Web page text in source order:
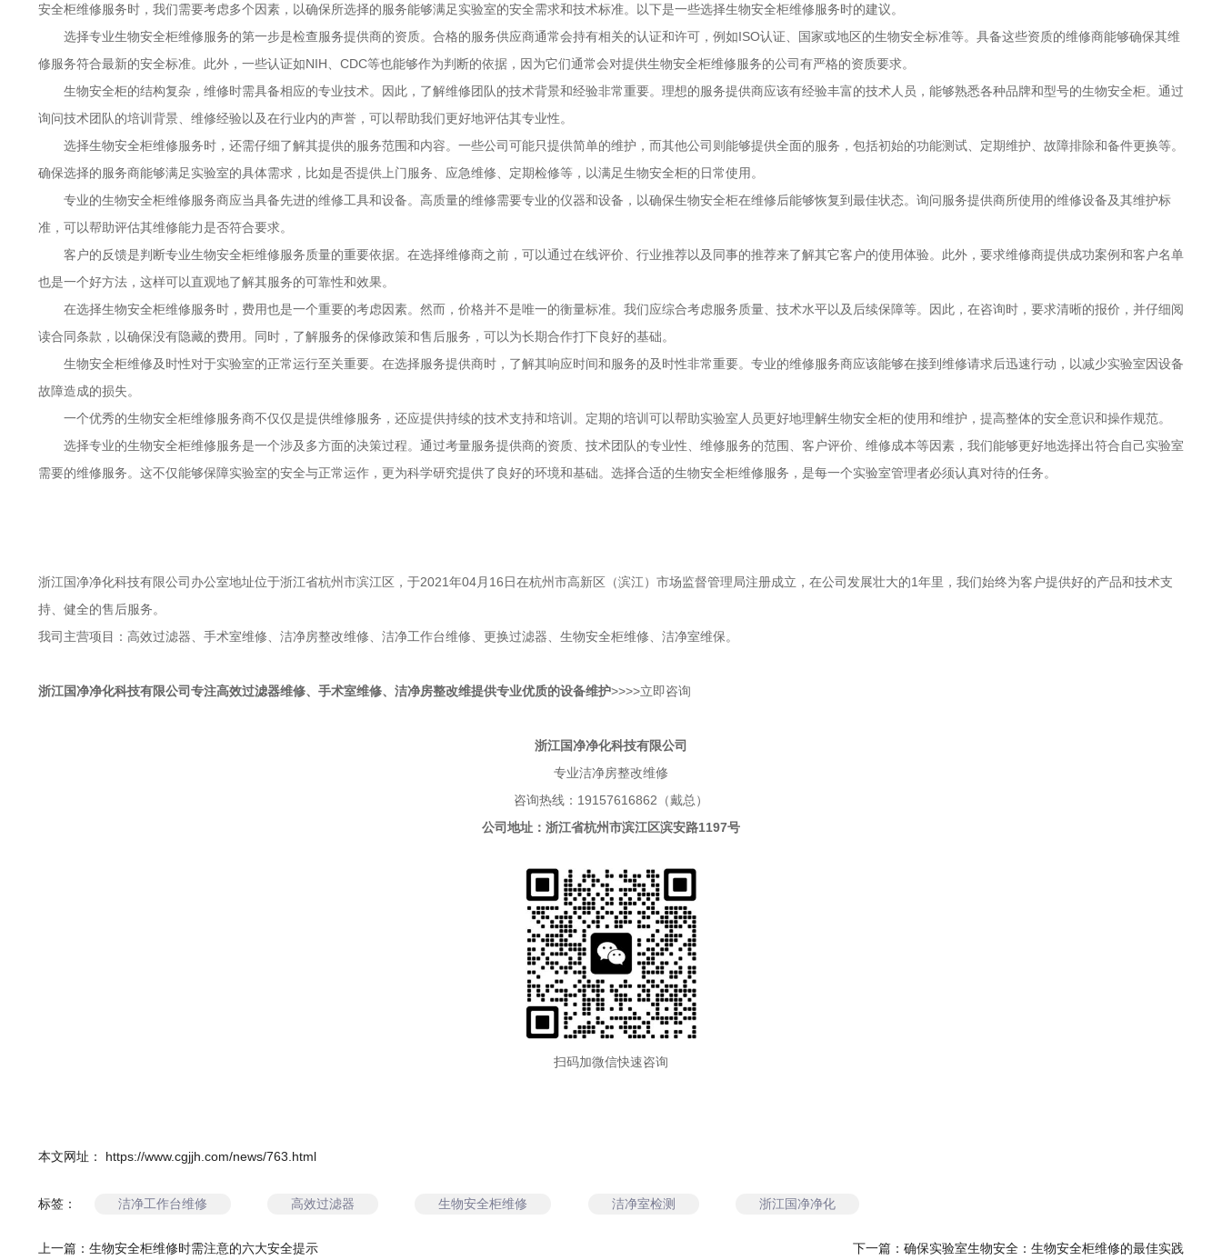
安全柜维修服务时，我们需要考虑多个因素，以确保所选择的服务能够满足实验室的安全需求和技术标准。以下是一些选择生物安全柜维修服务时的建议。
选择专业生物安全柜维修服务的第一步是检查服务提供商的资质。合格的服务供应商通常会持有相关的认证和许可，例如ISO认证、国家或地区的生物安全标准等。具备这些资质的维修商能够确保其维
修服务符合最新的安全标准。此外，一些认证如NIH、CDC等也能够作为判断的依据，因为它们通常会对提供生物安全柜维修服务的公司有严格的资质要求。
生物安全柜的结构复杂，维修时需具备相应的专业技术。因此，了解维修团队的技术背景和经验非常重要。理想的服务提供商应该有经验丰富的技术人员，能够熟悉各种品牌和型号的生物安全柜。通过
询问技术团队的培训背景、维修经验以及在行业内的声誉，可以帮助我们更好地评估其专业性。
选择生物安全柜维修服务时，还需仔细了解其提供的服务范围和内容。一些公司可能只提供简单的维护，而其他公司则能够提供全面的服务，包括初始的功能测试、定期维护、故障排除和备件更换等。
确保选择的服务商能够满足实验室的具体需求，比如是否提供上门服务、应急维修、定期检修等，以满足生物安全柜的日常使用。
专业的生物安全柜维修服务商应当具备先进的维修工具和设备。高质量的维修需要专业的仪器和设备，以确保生物安全柜在维修后能够恢复到最佳状态。询问服务提供商所使用的维修设备及其维护标
准，可以帮助评估其维修能力是否符合要求。
客户的反馈是判断专业生物安全柜维修服务质量的重要依据。在选择维修商之前，可以通过在线评价、行业推荐以及同事的推荐来了解其它客户的使用体验。此外，要求维修商提供成功案例和客户名单
也是一个好方法，这样可以直观地了解其服务的可靠性和效果。
在选择生物安全柜维修服务时，费用也是一个重要的考虑因素。然而，价格并不是唯一的衡量标准。我们应综合考虑服务质量、技术水平以及后续保障等。因此，在咨询时，要求清晰的报价，并仔细阅
读合同条款，以确保没有隐藏的费用。同时，了解服务的保修政策和售后服务，可以为长期合作打下良好的基础。
生物安全柜维修及时性对于实验室的正常运行至关重要。在选择服务提供商时，了解其响应时间和服务的及时性非常重要。专业的维修服务商应该能够在接到维修请求后迅速行动，以减少实验室因设备
故障造成的损失。
一个优秀的生物安全柜维修服务商不仅仅是提供维修服务，还应提供持续的技术支持和培训。定期的培训可以帮助实验室人员更好地理解生物安全柜的使用和维护，提高整体的安全意识和操作规范。
选择专业的生物安全柜维修服务是一个涉及多方面的决策过程。通过考量服务提供商的资质、技术团队的专业性、维修服务的范围、客户评价、维修成本等因素，我们能够更好地选择出符合自己实验室
需要的维修服务。这不仅能够保障实验室的安全与正常运作，更为科学研究提供了良好的环境和基础。选择合适的生物安全柜维修服务，是每一个实验室管理者必须认真对待的任务。
浙江国净净化科技有限公司办公室地址位于浙江省杭州市滨江区，于2021年04月16日在杭州市高新区（滨江）市场监督管理局注册成立，在公司发展壮大的1年里，我们始终为客户提供好的产品和技术支
持、健全的售后服务。
我司主营项目：高效过滤器、手术室维修、洁净房整改维修、洁净工作台维修、更换过滤器、生物安全柜维修、洁净室维保。
浙江国净净化科技有限公司专注高效过滤器维修、手术室维修、洁净房整改维提供专业优质的设备维护>>>>立即咨询
浙江国净净化科技有限公司
专业洁净房整改维修
咨询热线：19157616862（戴总）
公司地址：浙江省杭州市滨江区滨安路1197号
扫码加微信快速咨询
本文网址： https://www.cgjjh.com/news/763.html
标签： 洁净工作台维修 高效过滤器 生物安全柜维修 洁净室检测 浙江国净净化
上一篇： 生物安全柜维修时需注意的六大安全提示 下一篇：确保实验室生物安全：生物安全柜维修的最佳实践